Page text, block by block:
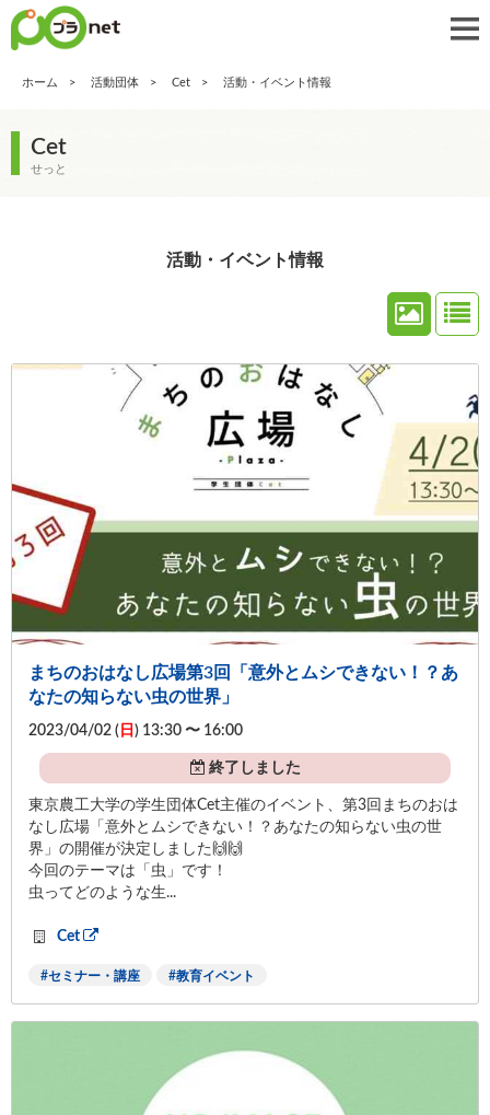
ホーム 活動団体 Cet 活動・イベント情報
Cet
せっと
活動・イベント情報
まちのおはなし広場第3回「意外とムシできない！？あ
なたの知らない虫の世界」
2023/04/02 ( 日 ) 13:30 〜 16:00
終了しました
東京農工大学の学生団体Cet主催のイベント、第3回まちのおは
なし広場「意外とムシできない！？あなたの知らない虫の世
界」の開催が決定しました🙌🙌
今回のテーマは「虫」です！
虫ってどのような生...
Cet
セミナー・講座 教育イベント